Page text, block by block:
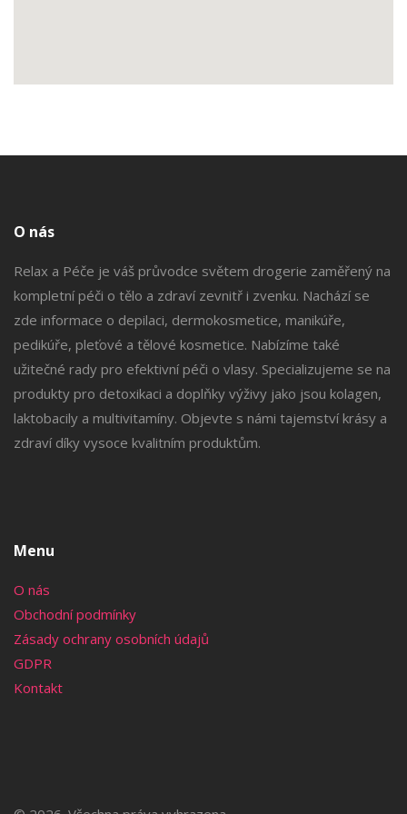
O nás
Relax a Péče je váš průvodce světem drogerie zaměřený na
kompletní péči o tělo a zdraví zevnitř i zvenku. Nachází se
zde informace o depilaci, dermokosmetice, manikúře,
pedikúře, pleťové a tělové kosmetice. Nabízíme také
užitečné rady pro efektivní péči o vlasy. Specializujeme se na
produkty pro detoxikaci a doplňky výživy jako jsou kolagen,
laktobacily a multivitamíny. Objevte s námi tajemství krásy a
zdraví díky vysoce kvalitním produktům.
Menu
O nás
Obchodní podmínky
Zásady ochrany osobních údajů
GDPR
Kontakt